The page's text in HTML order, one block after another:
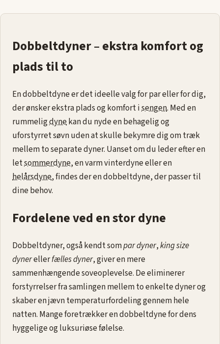
Dobbeltdyner – ekstra komfort og
plads til to
En dobbeltdyne er det ideelle valg for par eller for dig,
der ønsker ekstra plads og komfort isengen. Med en
rummeligdynekan du nyde en behagelig og
uforstyrret søvn uden at skulle bekymre dig om træk
mellem to separate dyner. Uanset om du leder efter en
letsommerdyne, en varm vinterdyne eller en
helårsdyne, findes der en dobbeltdyne, der passer til
dine behov.
Fordelene ved en stor dyne
Dobbeltdyner, også kendt sompar dyner,king size
dynerellerfælles dyner, giver en mere
sammenhængende soveoplevelse. De eliminerer
forstyrrelser fra samlingen mellem to enkelte dyner og
skaber en jævn temperaturfordeling gennem hele
natten. Mange foretrækker en dobbeltdyne for dens
hyggelige og luksuriøse følelse.